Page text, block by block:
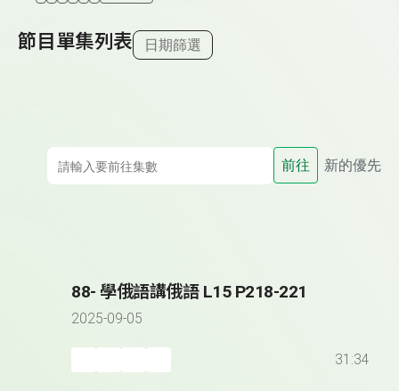
節目單集列表 日期篩選
前往 新的優先
88- 學俄語講俄語 L15 P218-221
2025-09-05
31:34